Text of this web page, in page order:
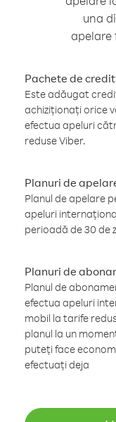
una
apelare
Pachete de credit
Este adăugat
achiziționați orice
efectua apeluri
reduse Viber.
Planuri de
Planul de apelare
apeluri
perioadă de 30 de
Planuri de
Planul de
efectua apeluri
mobil la tarife
planul la un
puteți face
efectuați deja